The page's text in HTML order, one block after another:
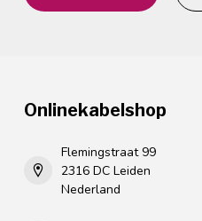
Onlinekabelshop
Flemingstraat 99
2316 DC Leiden
Nederland